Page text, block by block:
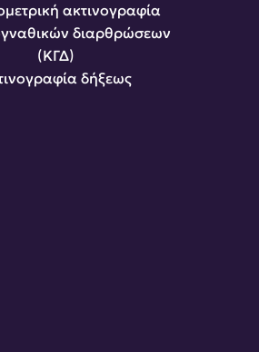
ακτινογραφία
διαρθρώσεων
(ΚΓΔ)
δήξεως